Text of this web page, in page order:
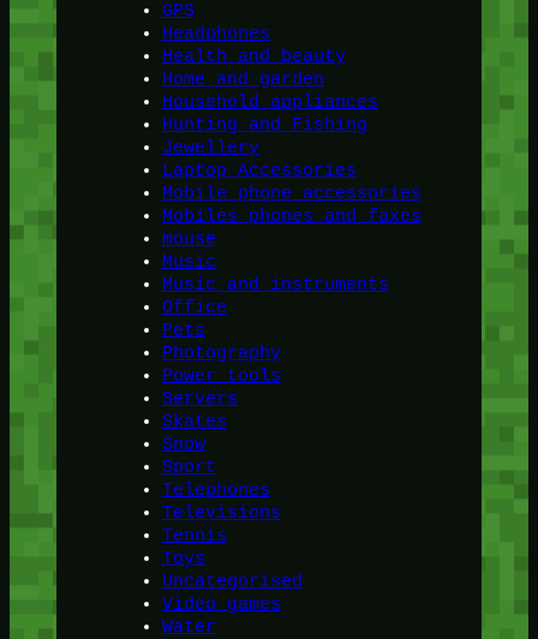
GPS
Headphones
Health and beauty
Home and garden
Household appliances
Hunting and Fishing
Jewellery
Laptop Accessories
Mobile phone accessories
Mobiles phones and faxes
mouse
Music
Music and instruments
Office
Pets
Photography
Power tools
Servers
Skates
Snow
Sport
Telephones
Televisions
Tennis
Toys
Uncategorised
Video games
Water